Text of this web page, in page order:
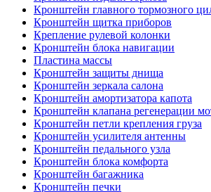
Кронштейн главного тормозного
Кронштейн щитка приборов
Крепление рулевой колонки
Кронштейн блока навигации
Пластина массы
Кронштейн защиты днища
Кронштейн зеркала салона
Кронштейн амортизатора капота
Кронштейн клапана регенерации
Кронштейн петли крепления груза
Кронштейн усилителя антенны
Кронштейн педального узла
Кронштейн блока комфорта
Кронштейн багажника
Кронштейн печки